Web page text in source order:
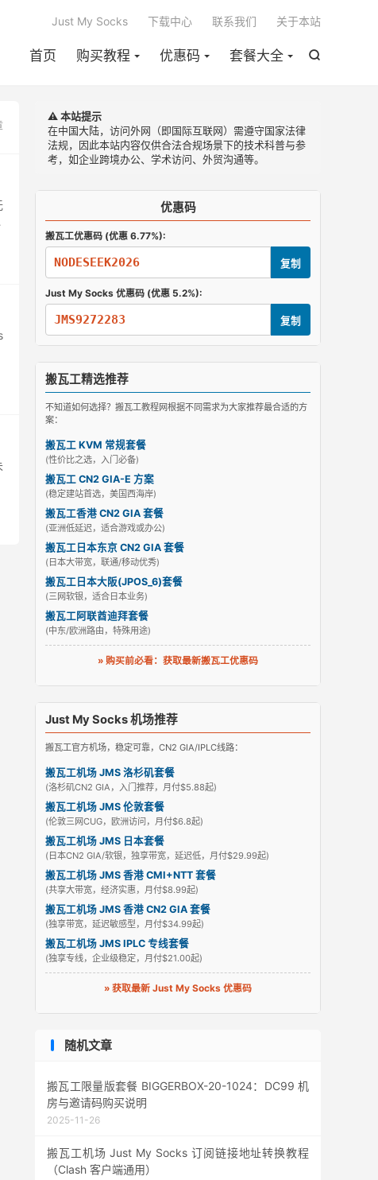

首页 购买教程 优惠码 套餐大全
Just My Socks 下载中心 联系我们 关于本站
⚠️ 本站提示
在中国大陆，访问外网（即国际互联网）需遵守国家法律
法规，因此本站内容仅供合法合规场景下的技术科普与参
考，如企业跨境办公、学术访问、外贸沟通等。
优惠码
搬瓦工优惠码 (优惠 6.77%):
NODESEEK2026 复制
Just My Socks 优惠码 (优惠 5.2%):
JMS9272283 复制
搬瓦工精选推荐
不知道如何选择？搬瓦工教程网根据不同需求为大家推荐最合适的方
案：
搬瓦工 KVM 常规套餐
(性价比之选，入门必备)
搬瓦工 CN2 GIA-E 方案
(稳定建站首选，美国西海岸)
搬瓦工香港 CN2 GIA 套餐
(亚洲低延迟，适合游戏或办公)
搬瓦工日本东京 CN2 GIA 套餐
(日本大带宽，联通/移动优秀)
搬瓦工日本大阪(JPOS_6)套餐
(三网软银，适合日本业务)
搬瓦工阿联酋迪拜套餐
(中东/欧洲路由，特殊用途)
» 购买前必看：获取最新搬瓦工优惠码
Just My Socks 机场推荐
搬瓦工官方机场，稳定可靠，CN2 GIA/IPLC线路：
搬瓦工机场 JMS 洛杉矶套餐
(洛杉矶CN2 GIA，入门推荐，月付$5.88起)
搬瓦工机场 JMS 伦敦套餐
(伦敦三网CUG，欧洲访问，月付$6.8起)
搬瓦工机场 JMS 日本套餐
(日本CN2 GIA/软银，独享带宽，延迟低，月付$29.99起)
搬瓦工机场 JMS 香港 CMI+NTT 套餐
(共享大带宽，经济实惠，月付$8.99起)
搬瓦工机场 JMS 香港 CN2 GIA 套餐
(独享带宽，延迟敏感型，月付$34.99起)
搬瓦工机场 JMS IPLC 专线套餐
(独享专线，企业级稳定，月付$21.00起)
» 获取最新 Just My Socks 优惠码
随机文章
搬瓦工限量版套餐 BIGGERBOX-20-1024：DC99 机
房与邀请码购买说明
2025-11-26
搬瓦工机场 Just My Socks 订阅链接地址转换教程
（Clash 客户端通用）